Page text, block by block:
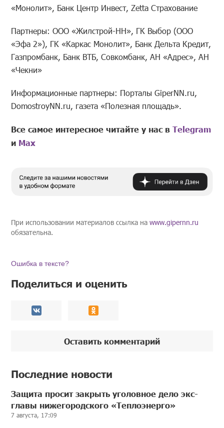
«Монолит», Банк Центр Инвест, Zetta Страхование
Партнеры: ООО «Жилстрой-НН», ГК Выбор (ООО
«Эфа 2»), ГК «Каркас Монолит», Банк Дельта Кредит,
Газпромбанк, Банк ВТБ, Совкомбанк, АН «Адрес», АН
«Чекни»
Информационные партнеры: Порталы GiperNN.ru,
DomostroyNN.ru, газета «Полезная площадь».
Все самое интересное читайте у нас вTelegram
и Mах
При использовании материалов ссылка наwww.gipernn.ru
обязательна.
Ошибка в тексте?
Поделиться и оценить
Оставить комментарий
Последние новости
Защита просит закрыть уголовное дело экс-
главы нижегородского «Теплоэнерго»
7 августа, 17:09